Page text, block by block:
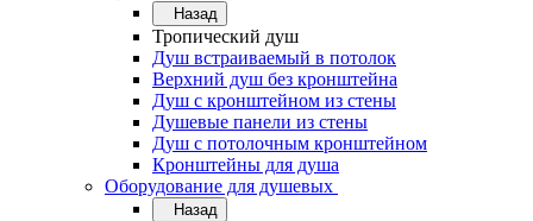
Назад
Тропический душ
Душ встраиваемый в потолок
Верхний душ без кронштейна
Душ с кронштейном из стены
Душевые панели из стены
Душ с потолочным кронштейном
Кронштейны для душа
Оборудование для душевых
Назад